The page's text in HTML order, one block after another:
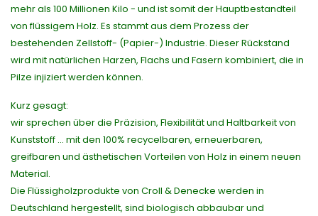
mehr als 100 Millionen Kilo - und ist somit der Hauptbestandteil
von flüssigem Holz. Es stammt aus dem Prozess der
bestehenden Zellstoff- (Papier-) Industrie. Dieser Rückstand
wird mit natürlichen Harzen, Flachs und Fasern kombiniert, die in
Pilze injiziert werden können.
Kurz gesagt:
wir sprechen über die Präzision, Flexibilität und Haltbarkeit von
Kunststoff ... mit den 100% recycelbaren, erneuerbaren,
greifbaren und ästhetischen Vorteilen von Holz in einem neuen
Material.
Die Flüssigholzprodukte von Croll & Denecke werden in
Deutschland hergestellt, sind biologisch abbaubar und